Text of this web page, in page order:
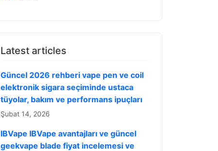
Latest articles
Güncel 2026 rehberi vape pen ve coil
elektronik sigara seçiminde ustaca
tüyolar, bakım ve performans ipuçları
Şubat 14, 2026
IBVape IBVape avantajları ve güncel
geekvape blade fiyat incelemesi ve